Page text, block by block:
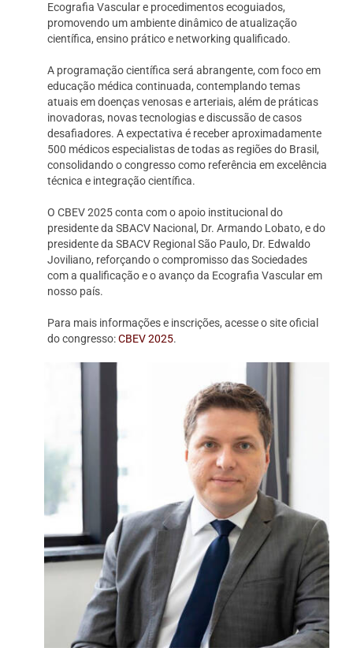
Ecografia Vascular e procedimentos ecoguiados,
promovendo um ambiente dinâmico de atualização
científica, ensino prático e networking qualificado.
A programação científica será abrangente, com foco em
educação médica continuada, contemplando temas
atuais em doenças venosas e arteriais, além de práticas
inovadoras, novas tecnologias e discussão de casos
desafiadores. A expectativa é receber aproximadamente
500 médicos especialistas de todas as regiões do Brasil,
consolidando o congresso como referência em excelência
técnica e integração científica.
O CBEV 2025 conta com o apoio institucional do
presidente da SBACV Nacional, Dr. Armando Lobato, e do
presidente da SBACV Regional São Paulo, Dr. Edwaldo
Joviliano, reforçando o compromisso das Sociedades
com a qualificação e o avanço da Ecografia Vascular em
nosso país.
Para mais informações e inscrições, acesse o site oficial
do congresso:CBEV 2025.